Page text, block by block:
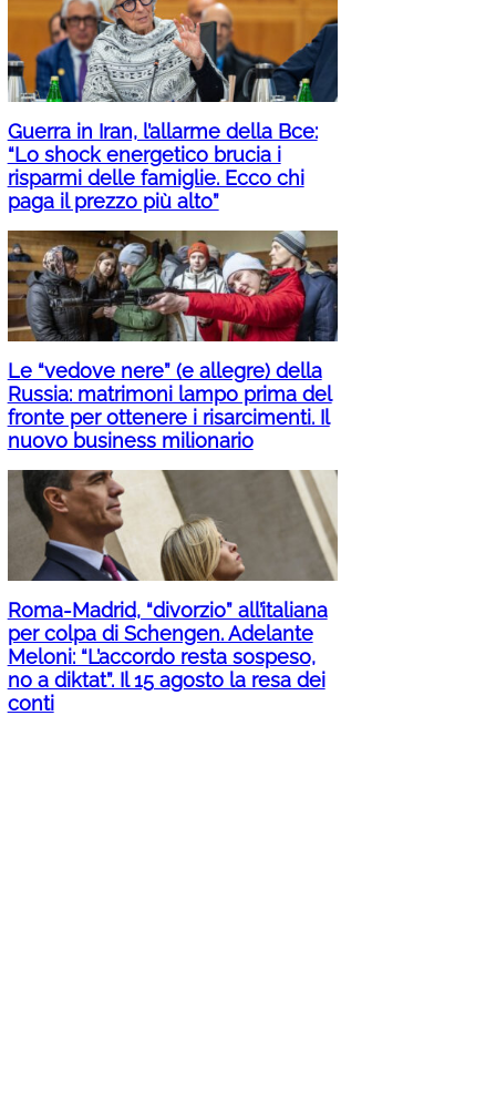
Guerra in Iran, l’allarme della Bce:
“Lo shock energetico brucia i
risparmi delle famiglie. Ecco chi
paga il prezzo più alto”
Le “vedove nere” (e allegre) della
Russia: matrimoni lampo prima del
fronte per ottenere i risarcimenti. Il
nuovo business milionario
Roma-Madrid, “divorzio” all’italiana
per colpa di Schengen. Adelante
Meloni: “L’accordo resta sospeso,
no a diktat”. Il 15 agosto la resa dei
conti